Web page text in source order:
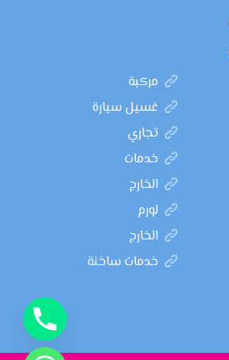
مركبة
غسيل سيارة
تجاري
خدمات
الخارج
لورم
الخارج
خدمات ساخنة